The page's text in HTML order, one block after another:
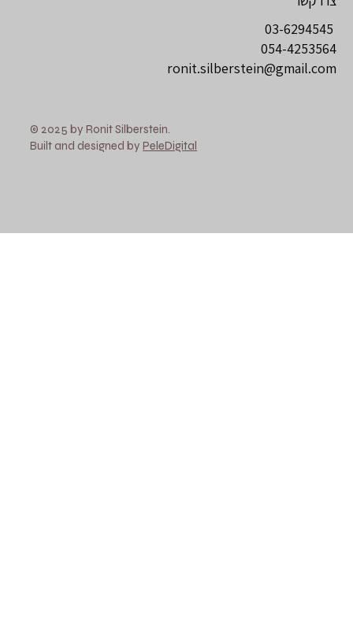
054-4253564
ronit.silberstein@gmail.com
© 2025 by Ronit Silberstein.
Built and designed by PeleDigital